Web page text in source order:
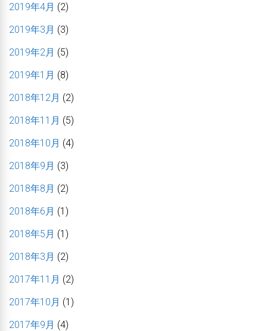
2019年4月 (2)
2019年3月 (3)
2019年2月 (5)
2019年1月 (8)
2018年12月 (2)
2018年11月 (5)
2018年10月 (4)
2018年9月 (3)
2018年8月 (2)
2018年6月 (1)
2018年5月 (1)
2018年3月 (2)
2017年11月 (2)
2017年10月 (1)
2017年9月 (4)